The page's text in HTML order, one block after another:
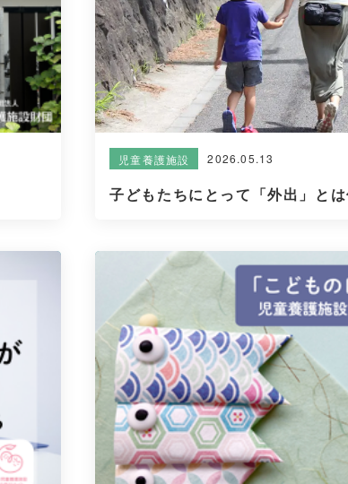
児童養護施設 2026.05.13
子どもたちにとって「外出」と